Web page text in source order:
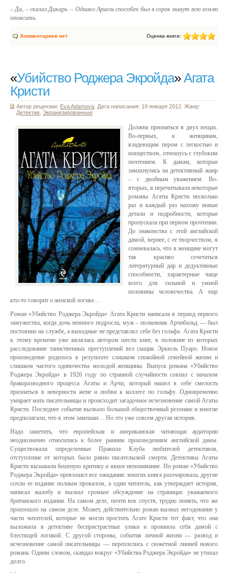
– Да, – сказал Дикарь. – Однако Ариель способен был в сорок минут всю землю
опоясать.
Комментариев нет Оценка книги:
«Убийство Роджера Экройда»Агата
Кристи
Автор рецензии: Eva Adamova . Дата написания: 19 января 2012. Жанр:
Детектив Экранизированные
Должна признаться в двух вещах.
Во-первых, к женщинам,
владеющим пером с легкостью и
изяществом, отношусь с глубоким
почтением. К дамам, которые
замахнулись на детективный жанр
– с двойным уважением. Во-
вторых, я перечитывала некоторые
романы Агаты Кристи несколько
раз и каждый раз нахожу новые
детали и подробности, которые
пропускала при первом прочтении.
До знакомства с этой английской
дамой, вернее, с ее творчеством, я
сомневалась, что в женщине могут
так красиво сочетаться
литературный дар и дедуктивные
способности, характерные чаще
всего для сильной и умной
половины человечества. А еще
кто-то говорит о женской логике…
Роман «Убийство Роджера Экройда» Агата Кристи написала в период первого
замужества, когда дочь немного подросла, муж – полковник Арчибальд — был
постоянно на службе, а выходные не представлял себе без гольфа. Агата Кристи
к этому времени уже являлась автором шести книг, в половине из которых
расследование таинственных преступлений вел сыщик Эркюль Пуаро. Новое
произведение родилось в результате слишком спокойной семейной жизни и
слишком частого одиночества молодой женщины. Выпуск романа «Убийство
Роджера Экройда» в 1926 году по странной случайности совпал с началом
бракоразводного процесса Агаты и Арчи, который нашел в себе смелость
признаться в неверности жене и любви к коллеге по гольфу. Одновременно
умирает мать писательницы и происходит загадочное исчезновение самой Агаты
Кристи. Последнее событие вызвало большой общественный резонанс и многие
предполагали, что в этом замешан… Но это уже совсем другая история.
Надо заметить, что европейская и американская читающая аудитории
неоднозначно относились к более ранним произведениям английской дамы.
Существовали определенные Правила Клуба любителей детективов,
отступление от которых было равно писательской смерти. Детективы Агаты
Кристи вызывали бешеную критику и явное непонимание. Но роман «Убийство
Роджера Экройда» превзошел все ожидания: многих книга разочаровала, другие
сочли ее издание полным провалом, а один читатель, как утверждает история,
написал жалобу и вызвал громкое обсуждение на страницах уважаемого
британского издания. На самом деле, почти век спустя, трудно понять, что же
произошло на самом деле. Может, действительно роман вызвал негодование у
части читателей, которые не могли простить Агате Кристи тот факт, что она
выложила в детективе беспристрастные улики и проявила себя дамой с
блестящей логикой. С другой стороны, события личной жизни — развод и
исчезновение самой писательницы — переплелись с сюжетной линией нового
романа. Одним словом, скандал вокруг «Убийства Роджера Экройда» не утихал
долго.